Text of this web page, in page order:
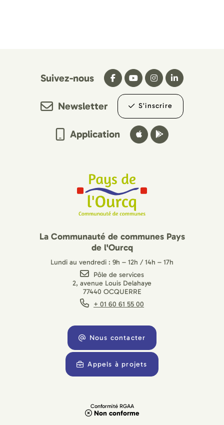
Suivez-nous
Newsletter S’inscrire
Application
La Communauté de communes Pays
de l'Ourcq
Lundi au vendredi : 9h – 12h / 14h – 17h
Pôle de services
2, avenue Louis Delahaye
77440 OCQUERRE
+ 01 60 61 55 00
Nous contacter
Appels à projets
Conformité RGAA
Non conforme